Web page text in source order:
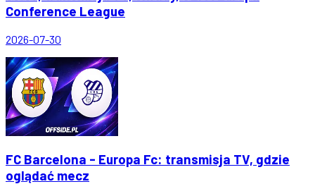
Conference League
2026-07-30
FC Barcelona - Europa Fc: transmisja TV, gdzie
oglądać mecz